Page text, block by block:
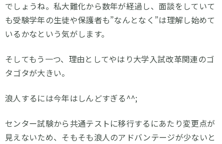
でしょうね。私大難化から数年が経過し、面談をしていて
も受験学年の生徒や保護者も”なんとなく”は理解し始めて
いるかなという気がします。
そしてもう一つ、理由としてやはり大学入試改革関連のゴ
タゴタが大きい。
浪人するには今年はしんどすぎる^^;
センター試験から共通テストに移行するにあたり変更点が
見えないため、そもそも浪人のアドバンテージが少ないと